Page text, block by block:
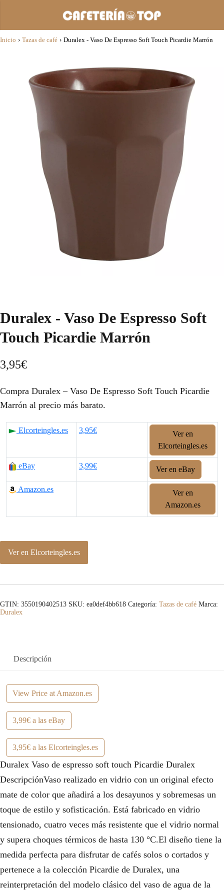
Inicio › Tazas de café › Duralex - Vaso De Espresso Soft Touch Picardie Marrón
Duralex - Vaso De Espresso Soft
Touch Picardie Marrón
3,95€
Compra Duralex – Vaso De Espresso Soft Touch Picardie
Marrón al precio más barato.
Elcorteingles.es 3,95€
Ver en
Elcorteingles.es
eBay 3,99€ Ver en eBay
Amazon.es
Ver en
Amazon.es
Ver en Elcorteingles.es
GTIN: 3550190402513 SKU: ea0def4bb618 Categoría: Tazas de café Marca:
Duralex
Descripción
View Price at Amazon.es
3,99€ a las eBay
3,95€ a las Elcorteingles.es
Duralex Vaso de espresso soft touch Picardie Duralex
DescripciónVaso realizado en vidrio con un original efecto
mate de color que añadirá a los desayunos y sobremesas un
toque de estilo y sofisticación. Está fabricado en vidrio
tensionado, cuatro veces más resistente que el vidrio normal
y supera choques térmicos de hasta 130 °C.El diseño tiene la
medida perfecta para disfrutar de cafés solos o cortados y
pertenece a la colección Picardie de Duralex, una
reinterpretación del modelo clásico del vaso de agua de la